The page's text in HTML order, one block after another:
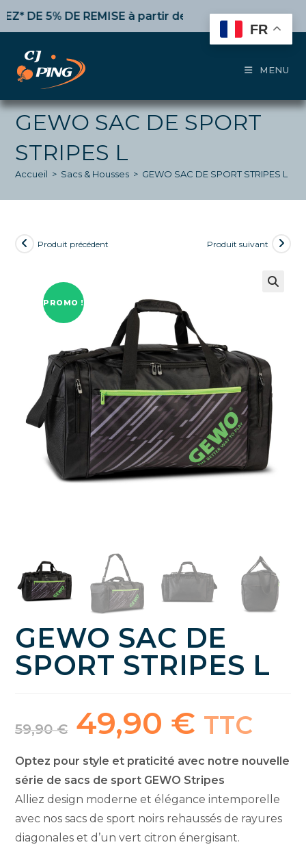
5% DE REMISEà partir de 50€ d’achat,10%dès
MENU
GEWO SAC DE SPORT
STRIPES L
Accueil > Sacs & Housses > GEWO SAC DE SPORT STRIPES L
PROMO !
Produit précédent Produit suivant
GEWO SAC DE
SPORT STRIPES L
59,90€
Le
prix
initial
49,90 € prix
TTC
Optez pour style et praticité avec notre nouvelle
série de sacs de sport GEWO Stripes
Alliez design moderne et élégance intemporelle
avec nos sacs de sport noirs rehaussés de rayures
diagonales et d’un vert citron énergisant.
FR